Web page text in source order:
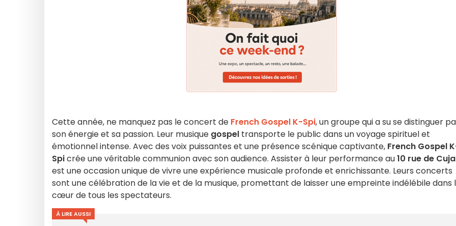
Cette année, ne manquez pas le concert de French Gospel K-Spi, un groupe qui a su se distinguer
son énergie et sa passion. Leur musique gospel transporte le public dans un voyage spirituel et
émotionnel intense. Avec des voix puissantes et une présence scénique captivante, French Gospel
Spicrée une véritable communion avec son audience. Assister à leur performance au10 rue de
est une occasion unique de vivre une expérience musicale profonde et enrichissante. Leurs concerts
sont une célébration de la vie et de la musique, promettant de laisser une empreinte indélébile dans
cœur de tous les spectateurs.
À LIRE AUSSI